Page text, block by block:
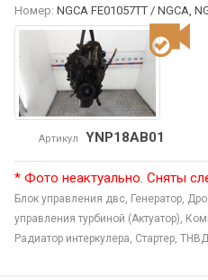
Номер: NGCA FE01057TT / NGCA,
Артикул YNP18AB01
* Фото неактуально. Сняты
Блок управления двс, Генератор,
управления турбиной (Актуатор),
Радиатор интеркулера, Стартер, ТНВД